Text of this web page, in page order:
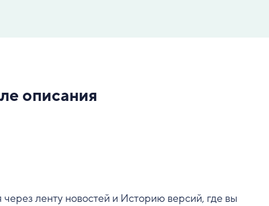
описания
ленту новостей и Историю версий, где вы